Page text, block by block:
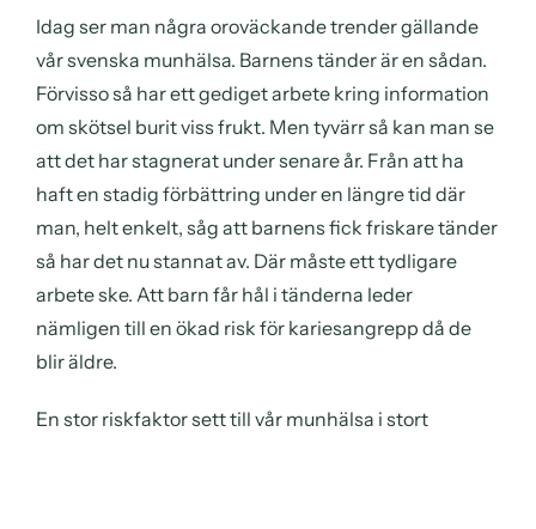
Idag ser man några oroväckande trender gällande
vår svenska munhälsa. Barnens tänder är en sådan.
Förvisso så har ett gediget arbete kring information
om skötsel burit viss frukt. Men tyvärr så kan man se
att det har stagnerat under senare år. Från att ha
haft en stadig förbättring under en längre tid där
man, helt enkelt, såg att barnens fick friskare tänder
så har det nu stannat av. Där måste ett tydligare
arbete ske. Att barn får hål i tänderna leder
nämligen till en ökad risk för kariesangrepp då de
blir äldre.
En stor riskfaktor sett till vår munhälsa i stort